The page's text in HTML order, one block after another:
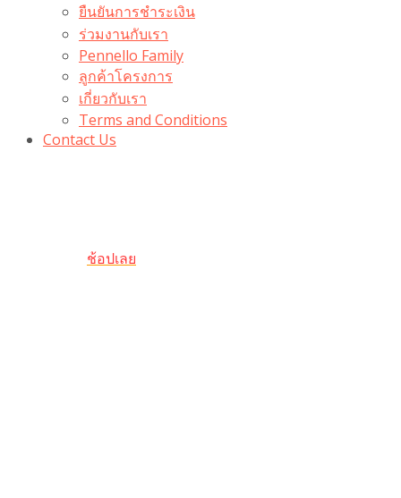
ยืนยันการชำระเงิน
ร่วมงานกับเรา
Pennello Family
ลูกค้าโครงการ
เกี่ยวกับเรา
Terms and Conditions
Contact Us
ช้อปเลย